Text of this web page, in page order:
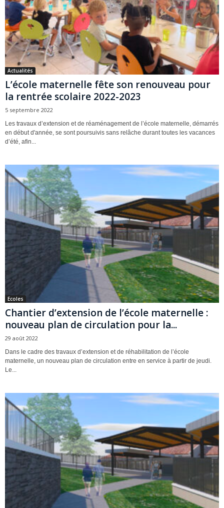
Actualités
L’école maternelle fête son renouveau pour
la rentrée scolaire 2022-2023
5 septembre 2022
Les travaux d’extension et de réaménagement de l’école maternelle, démarrés
en début d'année, se sont poursuivis sans relâche durant toutes les vacances
d’été, afin...
Ecoles
Chantier d’extension de l’école maternelle :
nouveau plan de circulation pour la...
29 août 2022
Dans le cadre des travaux d’extension et de réhabilitation de l’école
maternelle, un nouveau plan de circulation entre en service à partir de jeudi.
Le...